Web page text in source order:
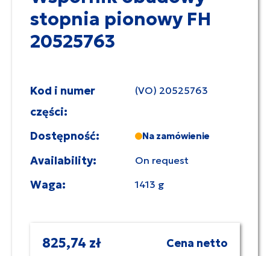
stopnia pionowy FH
20525763
Kod i numer
części:
(VO) 20525763
Dostępność: Na zamówienie
Availability: On request
Waga: 1413 g
825,74 zł Cena netto